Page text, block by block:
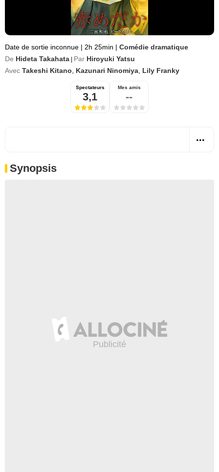
Date de sortie inconnue | 2h 25min | Comédie dramatique
De Hideta Takahata Par Hiroyuki Yatsu
Avec Takeshi Kitano Kazunari Ninomiya Lily Franky
Spectateurs
3,1
Mes amis
--
Synopsis